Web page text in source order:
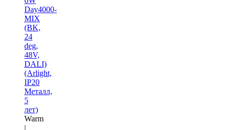
Day4000-
MIX
(BK,
24
deg,
48V,
DALI)
(Arlight,
IP20
Металл,
5
лет)
Warm
|